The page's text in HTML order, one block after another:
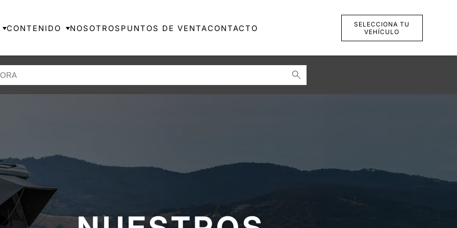
CONTENIDO NOSOTROS PUNTOS DE VENTACONTACTO
SELECCIONA TU
VEHÍCULO